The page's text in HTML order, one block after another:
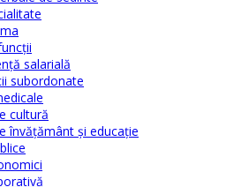
salarială
subordonate
cultură
învăţământ şi educaţie